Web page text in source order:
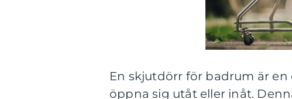
En skjutdörr för badrum är
öppna sig utåt eller inåt.